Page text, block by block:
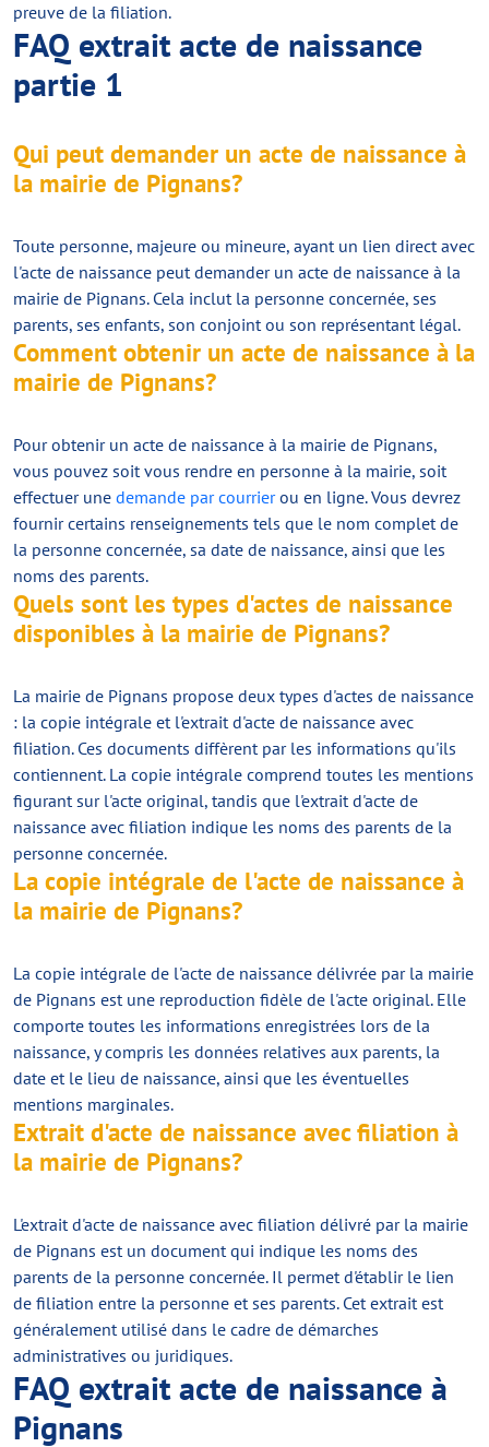
preuve de la filiation.
FAQ extrait acte de naissance
partie 1
Qui peut demander un acte de naissance à
la mairie de Pignans?
Toute personne, majeure ou mineure, ayant un lien direct avec
l'acte de naissance peut demander un acte de naissance à la
mairie de Pignans. Cela inclut la personne concernée, ses
parents, ses enfants, son conjoint ou son représentant légal.
Comment obtenir un acte de naissance à la
mairie de Pignans?
Pour obtenir un acte de naissance à la mairie de Pignans,
vous pouvez soit vous rendre en personne à la mairie, soit
effectuer une demande par courrierou en ligne. Vous devrez
fournir certains renseignements tels que le nom complet de
la personne concernée, sa date de naissance, ainsi que les
noms des parents.
Quels sont les types d'actes de naissance
disponibles à la mairie de Pignans?
La mairie de Pignans propose deux types d'actes de naissance
: la copie intégrale et l'extrait d'acte de naissance avec
filiation. Ces documents diffèrent par les informations qu'ils
contiennent. La copie intégrale comprend toutes les mentions
figurant sur l'acte original, tandis que l'extrait d'acte de
naissance avec filiation indique les noms des parents de la
personne concernée.
La copie intégrale de l'acte de naissance à
la mairie de Pignans?
La copie intégrale de l'acte de naissance délivrée par la mairie
de Pignans est une reproduction fidèle de l'acte original. Elle
comporte toutes les informations enregistrées lors de la
naissance, y compris les données relatives aux parents, la
date et le lieu de naissance, ainsi que les éventuelles
mentions marginales.
Extrait d'acte de naissance avec filiation à
la mairie de Pignans?
L'extrait d'acte de naissance avec filiation délivré par la mairie
de Pignans est un document qui indique les noms des
parents de la personne concernée. Il permet d'établir le lien
de filiation entre la personne et ses parents. Cet extrait est
généralement utilisé dans le cadre de démarches
administratives ou juridiques.
FAQ extrait acte de naissance à
Pignans